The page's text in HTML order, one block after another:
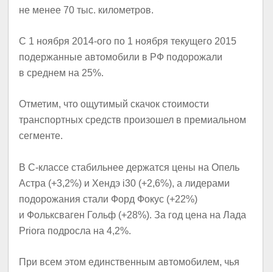
не менее 70 тыс. километров.
С 1 ноября 2014-ого по 1 ноября текущего 2015
подержанные автомобили в РФ подорожали
в среднем на 25%.
Отметим, чтоощутимый скачок стоимости
транспортных средств произошел в премиальном
сегменте.
В С-классе стабильнее держатся цены на Опель
Астра (+3,2%) и Хендэ i30 (+2,6%), а лидерами
подорожания стали Форд Фокус (+22%)
и Фольксваген Гольф (+28%). За год цена на Лада
Priora подросла на 4,2%.
При всем этом единственным автомобилем, чья